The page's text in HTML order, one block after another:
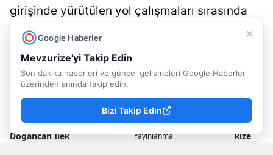
×
Google Haberler
Mevzurize'yi Takip Edin
Son dakika haberleri ve güncel gelişmeleri Google Haberler
üzerinden anında takip edin.
Bizi Takip Edin
girişinde yürütülen yol çalışmaları sırasında
gün yüzüne çıkarılan yaklaşık 200 yıllık tarihi
köprü alanında incelemelerde bulundu. Rize
Belediyesi tarafından koruma altına alınan
tarihi yapı, üzeri camla kaplanarak ziyarete
açılacak....
Doğancan İlek
Yayınlanma
Rize